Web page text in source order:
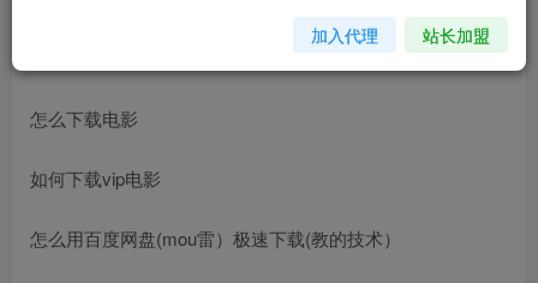
怎么下载电影
如何下载vip电影
怎么用百度网盘(mou雷）极速下载(教的技术）
加入代理 站长加盟